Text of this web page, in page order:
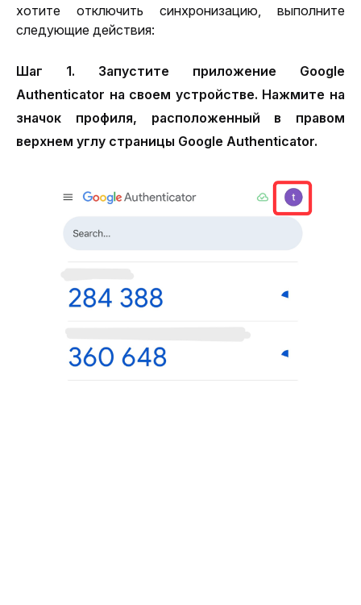
хотите отключить синхронизацию, выполните
следующие действия:
Шаг 1. Запустите приложение Google
Authenticator на своем устройстве. Нажмите на
значок профиля, расположенный в правом
верхнем углу страницы Google Authenticator.